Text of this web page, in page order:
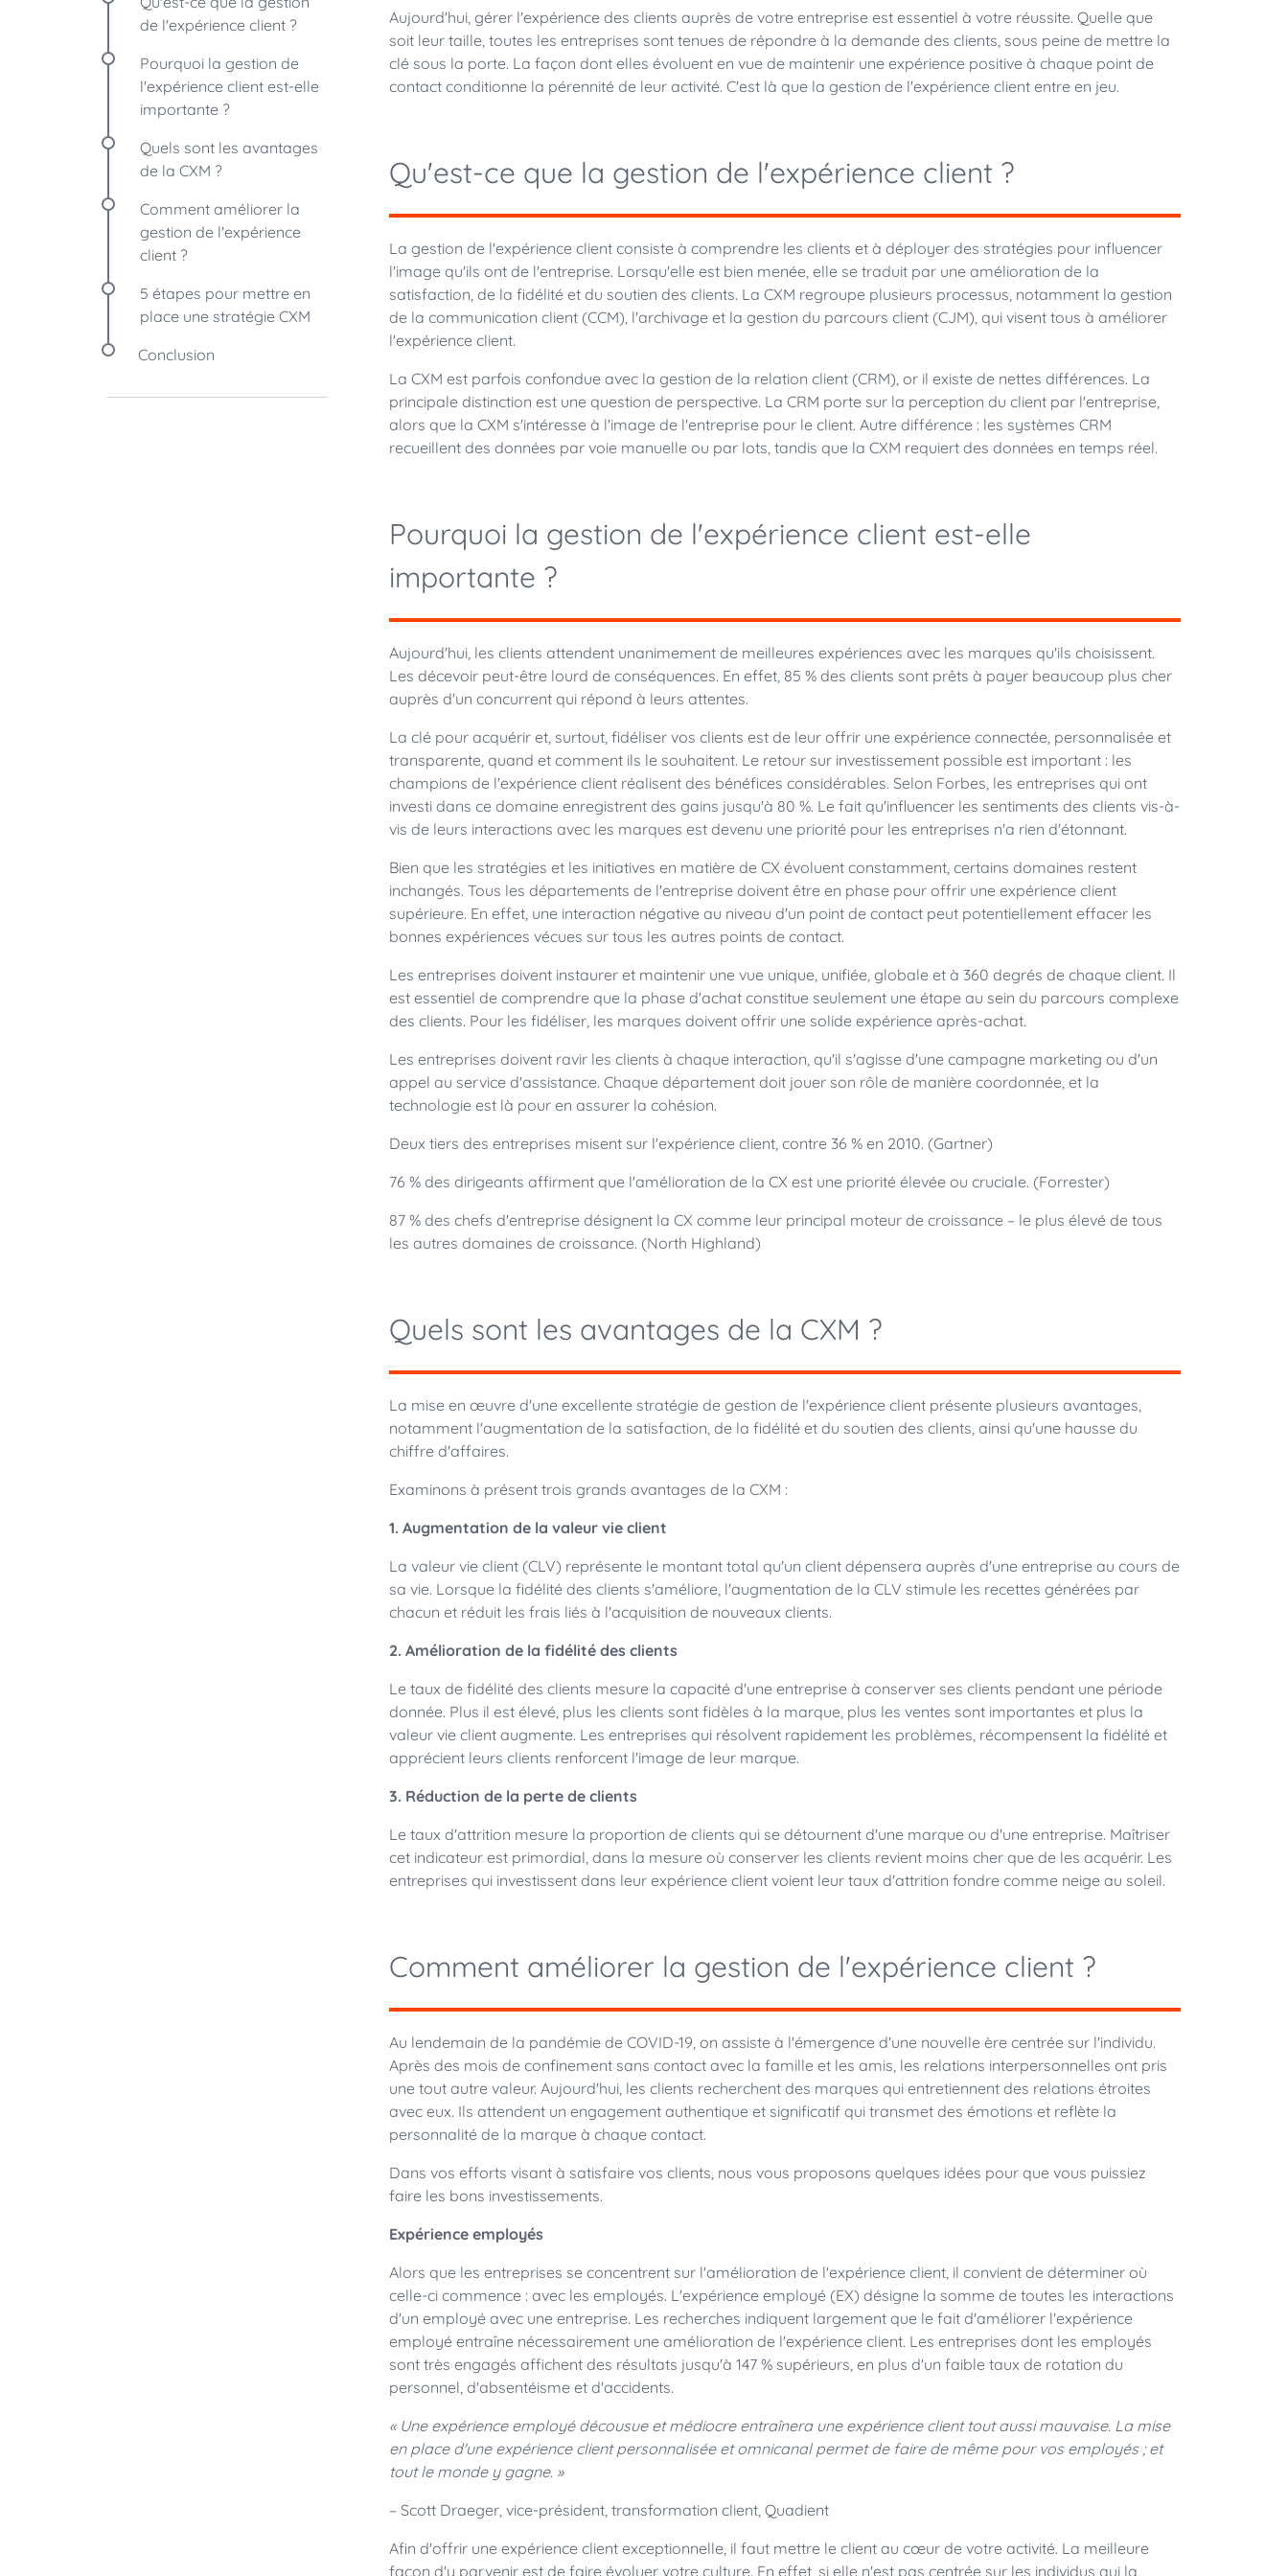
de l'expérience client ?
Pourquoi la gestion de
l'expérience client est-elle
importante ?
Quels sont les avantages
de la CXM ?
Comment améliorer la
gestion de l'expérience
client ?
5 étapes pour mettre en
place une stratégie CXM
Conclusion
Aujourd'hui, gérer l'expérience des clients auprès de votre entreprise est essentiel à votre réussite. Quelle que
soit leur taille, toutes les entreprises sont tenues de répondre à la demande des clients, sous peine de mettre la
clé sous la porte. La façon dont elles évoluent en vue de maintenir une expérience positive à chaque point de
contact conditionne la pérennité de leur activité. C'est là que la gestion de l'expérience client entre en jeu.
Qu'est-ce que la gestion de l'expérience client ?
La gestion de l'expérience client consiste à comprendre les clients et à déployer des stratégies pour influencer
l'image qu'ils ont de l'entreprise. Lorsqu'elle est bien menée, elle se traduit par une amélioration de la
satisfaction, de la fidélité et du soutien des clients. La CXM regroupe plusieurs processus, notamment la gestion
de la communication client (CCM), l'archivage et la gestion du parcours client (CJM), qui visent tous à améliorer
l'expérience client.
La CXM est parfois confondue avec la gestion de la relation client (CRM), or il existe de nettes différences. La
principale distinction est une question de perspective. La CRM porte sur la perception du client par l'entreprise,
alors que la CXM s'intéresse à l'image de l'entreprise pour le client. Autre différence : les systèmes CRM
recueillent des données par voie manuelle ou par lots, tandis que la CXM requiert des données en temps réel.
Pourquoi la gestion de l'expérience client est-elle
importante ?
Aujourd'hui, les clients attendent unanimement de meilleures expériences avec les marques qu'ils choisissent.
Les décevoir peut-être lourd de conséquences. En effet, 85 % des clients sont prêts à payer beaucoup plus cher
auprès d'un concurrent qui répond à leurs attentes.
La clé pour acquérir et, surtout, fidéliser vos clients est de leur offrir une expérience connectée, personnalisée et
transparente, quand et comment ils le souhaitent. Le retour sur investissement possible est important : les
champions de l'expérience client réalisent des bénéfices considérables. Selon Forbes, les entreprises qui ont
investi dans ce domaine enregistrent des gains jusqu'à 80 %. Le fait qu'influencer les sentiments des clients vis-à-
vis de leurs interactions avec les marques est devenu une priorité pour les entreprises n'a rien d'étonnant.
Bien que les stratégies et les initiatives en matière de CX évoluent constamment, certains domaines restent
inchangés. Tous les départements de l'entreprise doivent être en phase pour offrir une expérience client
supérieure. En effet, une interaction négative au niveau d'un point de contact peut potentiellement effacer les
bonnes expériences vécues sur tous les autres points de contact.
Les entreprises doivent instaurer et maintenir une vue unique, unifiée, globale et à 360 degrés de chaque client. Il
est essentiel de comprendre que la phase d'achat constitue seulement une étape au sein du parcours complexe
des clients. Pour les fidéliser, les marques doivent offrir une solide expérience après-achat.
Les entreprises doivent ravir les clients à chaque interaction, qu'il s'agisse d'une campagne marketing ou d'un
appel au service d'assistance. Chaque département doit jouer son rôle de manière coordonnée, et la
technologie est là pour en assurer la cohésion.
Deux tiers des entreprises misent sur l'expérience client, contre 36 % en 2010. (Gartner)
76 % des dirigeants affirment que l'amélioration de la CX est une priorité élevée ou cruciale. (Forrester)
87 % des chefs d'entreprise désignent la CX comme leur principal moteur de croissance – le plus élevé de tous
les autres domaines de croissance. (North Highland)
Quels sont les avantages de la CXM ?
La mise en œuvre d'une excellente stratégie de gestion de l'expérience client présente plusieurs avantages,
notamment l'augmentation de la satisfaction, de la fidélité et du soutien des clients, ainsi qu'une hausse du
chiffre d'affaires.
Examinons à présent trois grands avantages de la CXM :
1. Augmentation de la valeur vie client
La valeur vie client (CLV) représente le montant total qu'un client dépensera auprès d'une entreprise au cours de
sa vie. Lorsque la fidélité des clients s'améliore, l'augmentation de la CLV stimule les recettes générées par
chacun et réduit les frais liés à l'acquisition de nouveaux clients.
2. Amélioration de la fidélité des clients
Le taux de fidélité des clients mesure la capacité d'une entreprise à conserver ses clients pendant une période
donnée. Plus il est élevé, plus les clients sont fidèles à la marque, plus les ventes sont importantes et plus la
valeur vie client augmente. Les entreprises qui résolvent rapidement les problèmes, récompensent la fidélité et
apprécient leurs clients renforcent l'image de leur marque.
3. Réduction de la perte de clients
Le taux d'attrition mesure la proportion de clients qui se détournent d'une marque ou d'une entreprise. Maîtriser
cet indicateur est primordial, dans la mesure où conserver les clients revient moins cher que de les acquérir. Les
entreprises qui investissent dans leur expérience client voient leur taux d'attrition fondre comme neige au soleil.
Comment améliorer la gestion de l'expérience client ?
Au lendemain de la pandémie de COVID-19, on assiste à l'émergence d'une nouvelle ère centrée sur l'individu.
Après des mois de confinement sans contact avec la famille et les amis, les relations interpersonnelles ont pris
une tout autre valeur. Aujourd'hui, les clients recherchent des marques qui entretiennent des relations étroites
avec eux. Ils attendent un engagement authentique et significatif qui transmet des émotions et reflète la
personnalité de la marque à chaque contact.
Dans vos efforts visant à satisfaire vos clients, nous vous proposons quelques idées pour que vous puissiez
faire les bons investissements.
Expérience employés
Alors que les entreprises se concentrent sur l'amélioration de l'expérience client, il convient de déterminer où
celle-ci commence : avec les employés. L'expérience employé (EX) désigne la somme de toutes les interactions
d'un employé avec une entreprise. Les recherches indiquent largement que le fait d'améliorer l'expérience
employé entraîne nécessairement une amélioration de l'expérience client. Les entreprises dont les employés
sont très engagés affichent des résultats jusqu'à 147 % supérieurs, en plus d'un faible taux de rotation du
personnel, d'absentéisme et d'accidents.
« Une expérience employé décousue et médiocre entraînera une expérience client tout aussi mauvaise. La mise
en place d'une expérience client personnalisée et omnicanal permet de faire de même pour vos employés ; et
tout le monde y gagne. »
– Scott Draeger, vice-président, transformation client, Quadient
Afin d'offrir une expérience client exceptionnelle, il faut mettre le client au cœur de votre activité. La meilleure
façon d'y parvenir est de faire évoluer votre culture. En effet, si elle n'est pas centrée sur les individus qui la